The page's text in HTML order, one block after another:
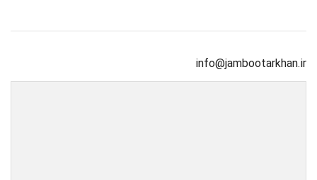
info@jambootarkhan.ir